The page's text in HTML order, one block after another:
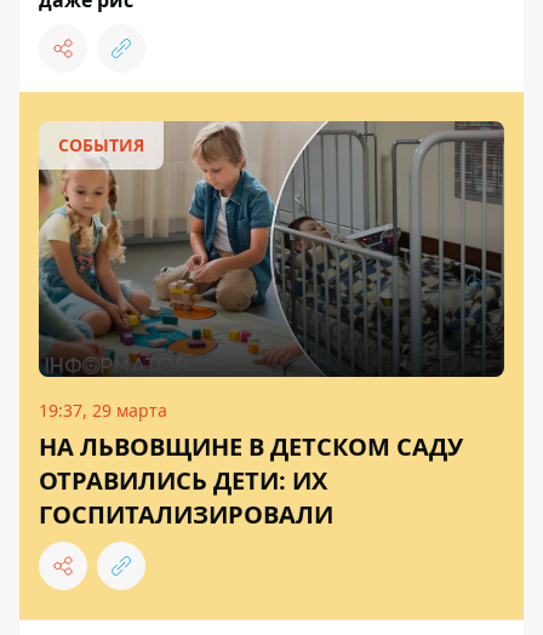
СОБЫТИЯ
19:37, 29 марта
НА ЛЬВОВЩИНЕ В ДЕТСКОМ САДУ
ОТРАВИЛИСЬ ДЕТИ: ИХ
ГОСПИТАЛИЗИРОВАЛИ